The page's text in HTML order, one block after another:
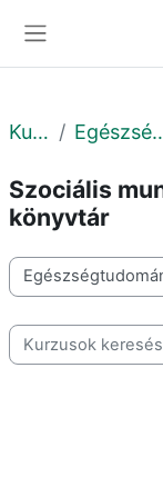
Kurzusok
Szociális
könyvtár
Kurzuskategóriák
Kurzusok keresése